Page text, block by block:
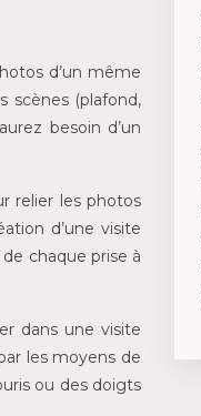
d’un même
scènes (plafond,
besoin d’un
relier les photos
d’une visite
chaque prise à
dans une visite
les moyens de
ou des doigts